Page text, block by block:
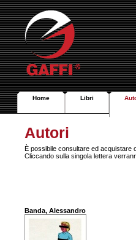
Home Libri
Autori
È possibile consultare ed acquistare
Cliccando sulla singola lettera
Banda, Alessandro